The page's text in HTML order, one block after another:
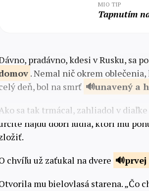
MIO TIP
Tapnutím
pradávno, kdesi v Rusku, sa
. Nemal nič okrem
deň, bol na smrť
unavený a
sa tak trmácal, zahliadol v
nájdu dobrí ľudia, ktorí mu
chvíľu už zaťukal na dvere
prvej
mu bielovlasá starena. „Čo